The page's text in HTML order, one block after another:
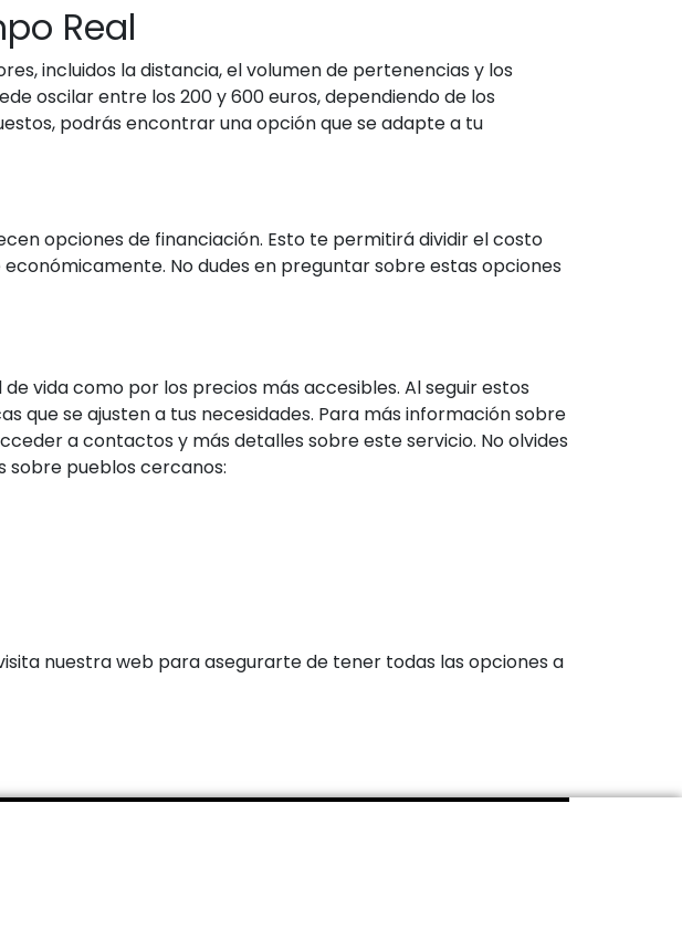
Real
incluidos la distancia, el volumen de pertenencias y los
oscilar entre los 200 y 600 euros, dependiendo de los
podrás encontrar una opción que se adapte a tu
opciones de financiación. Esto te permitirá dividir el costo
No dudes en preguntar sobre estas opciones
vida como por los precios más accesibles. Al seguir estos
que se ajusten a tus necesidades. Para más información sobre
a contactos y más detalles sobre este servicio. No olvides
sobre pueblos cercanos:
nuestra web para asegurarte de tener todas las opciones a